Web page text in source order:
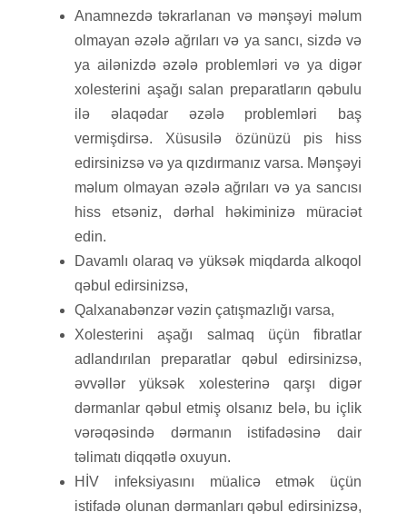
Anamnezdə təkrarlanan və mənşəyi məlum
olmayan əzələ ağrıları və ya sancı, sizdə və
ya ailənizdə əzələ problemləri və ya digər
xolesterini aşağı salan preparatların qəbulu
ilə əlaqədar əzələ problemləri baş
vermişdirsə. Xüsusilə özünüzü pis hiss
edirsinizsə və ya qızdırmanız varsa. Mənşəyi
məlum olmayan əzələ ağrıları və ya sancısı
hiss etsəniz, dərhal həkiminizə müraciət
edin.
Davamlı olaraq və yüksək miqdarda alkoqol
qəbul edirsinizsə,
Qalxanabənzər vəzin çatışmazlığı varsa,
Xolesterini aşağı salmaq üçün fibratlar
adlandırılan preparatlar qəbul edirsinizsə,
əvvəllər yüksək xolesterinə qarşı digər
dərmanlar qəbul etmiş olsanız belə, bu içlik
vərəqəsində dərmanın istifadəsinə dair
təlimatı diqqətlə oxuyun.
HİV infeksiyasını müalicə etmək üçün
istifadə olunan dərmanları qəbul edirsinizsə,